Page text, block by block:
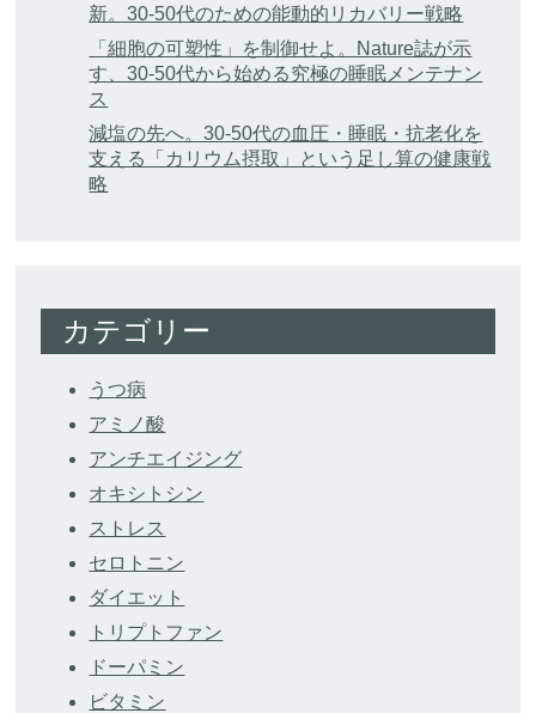
新。30-50代のための能動的リカバリー戦略
「細胞の可塑性」を制御せよ。Nature誌が示
す、30-50代から始める究極の睡眠メンテナン
ス
減塩の先へ。30-50代の血圧・睡眠・抗老化を
支える「カリウム摂取」という足し算の健康戦
略
カテゴリー
うつ病
アミノ酸
アンチエイジング
オキシトシン
ストレス
セロトニン
ダイエット
トリプトファン
ドーパミン
ビタミン